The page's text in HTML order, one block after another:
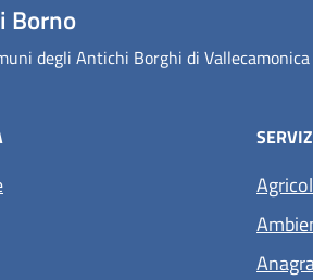
Borno
degli Antichi Borghi di Vallecamonica